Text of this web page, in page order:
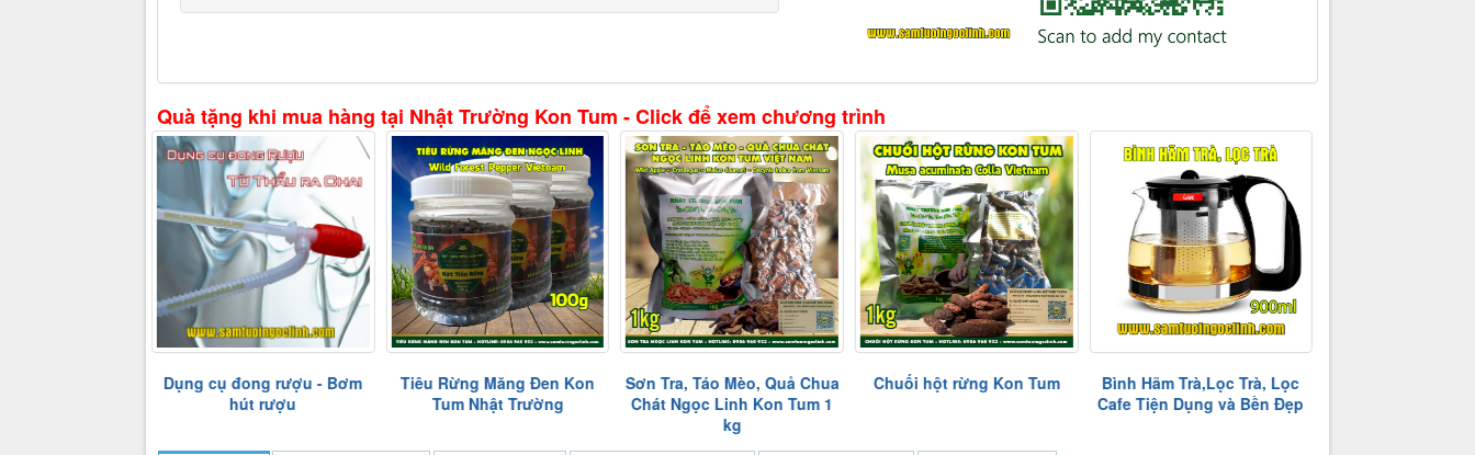
Quà tặng khi mua hàng tại Nhật Trường Kon Tum - Click để xem chương trình
Tiêu Rừng Măng Đen Kon
Tum Nhật Trường
Sơn Tra, Táo Mèo, Quả Chua
Chát Ngọc Linh Kon Tum 1
Chuối hột rừng Kon Tum
Bình Hãm Trà,Lọc Trà, Lọc
Mắc Khén Ngọc Linh Kon
Tum